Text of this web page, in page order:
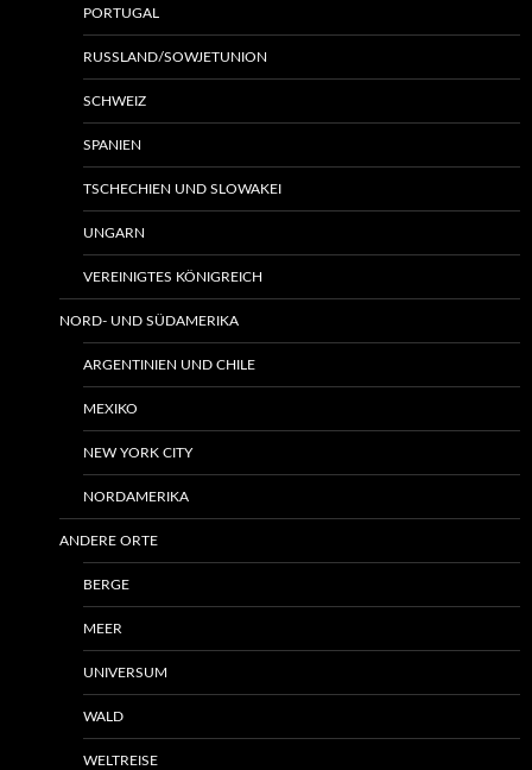
PORTUGAL
RUSSLAND/SOWJETUNION
SCHWEIZ
SPANIEN
TSCHECHIEN UND SLOWAKEI
UNGARN
VEREINIGTES KÖNIGREICH
NORD- UND SÜDAMERIKA
ARGENTINIEN UND CHILE
MEXIKO
NEW YORK CITY
NORDAMERIKA
ANDERE ORTE
BERGE
MEER
UNIVERSUM
WALD
WELTREISE